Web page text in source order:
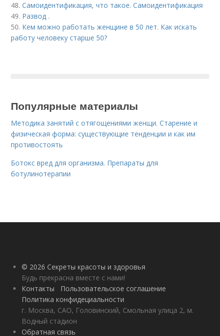
48.Самоидентификация, что такое. Самоидентификация
49. Развод .
50. Кем можно работать женщине в 50 лет. Как искать
работу человеку старше 50?
Популярные материалы
Методика занятий с отягощениями женщи. Старение и
физическая форма: существующие тенденции и как им
противостоять
Ботокс вред для организма. Препараты для
ботулинотерапии
© 2026 Секреты красоты и здоровья
Будь прекрасна вместе с нами!
Контакты
Пользовательское соглашение
Политика конфидециальности
г. Москва, САО, Головинский, Смольная улица 2, м.
Водный стадион
Обратная связь